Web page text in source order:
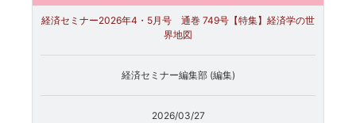
経済セミナー2026年4・5月号 通巻 749号【特集】経済学の世
界地図
経済セミナー編集部 (編集)
2026/03/27